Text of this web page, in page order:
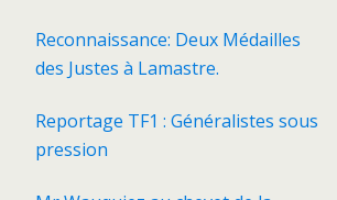
Reconnaissance: Deux Médailles
des Justes à Lamastre.
Reportage TF1 : Généralistes sous
pression